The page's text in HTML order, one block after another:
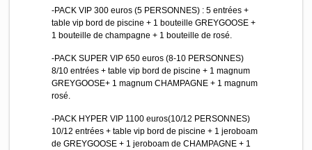
-PACK VIP 300 euros (5 PERSONNES) : 5 entrées +
table vip bord de piscine + 1 bouteille GREYGOOSE +
1 bouteille de champagne + 1 bouteille de rosé.
-PACK SUPER VIP 650 euros (8-10 PERSONNES)
8/10 entrées + table vip bord de piscine + 1 magnum
GREYGOOSE+ 1 magnum CHAMPAGNE + 1 magnum
rosé.
-PACK HYPER VIP 1100 euros(10/12 PERSONNES)
10/12 entrées + table vip bord de piscine + 1 jeroboam
de GREYGOOSE + 1 jeroboam de CHAMPAGNE + 1